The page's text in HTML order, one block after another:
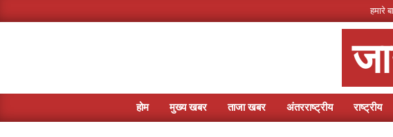
to
हमारे
होम मुख्य खबर ताजा खबर अंतरराष्ट्रीय राष्ट्रीय